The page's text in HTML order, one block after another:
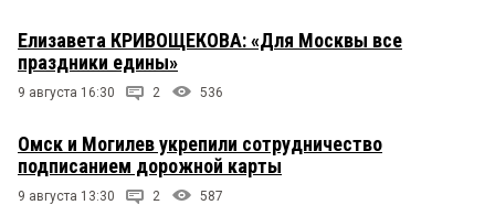
Елизавета КРИВОЩЕКОВА: «Для Москвы все
праздники едины»
9 августа 16:30 2 536
Омск и Могилев укрепили сотрудничество
подписанием дорожной карты
9 августа 13:30 2 587